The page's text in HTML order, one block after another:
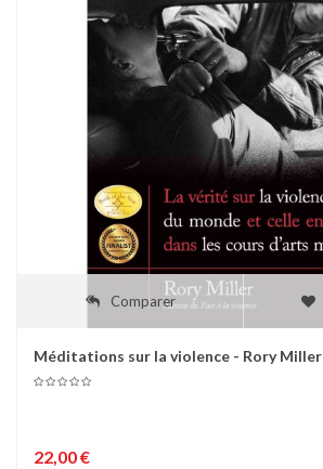
Comparer
Méditations sur la violence - Rory Miller
22,00 €